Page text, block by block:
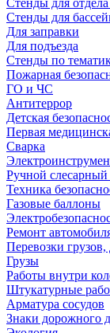
Стенды для отдела
Стенды для
Для заправки
Для подъезда
Стенды по
Пожарная
ГО и ЧС
Антитеррор
Детская
Первая
Сварка
Ручной
Техника
Газовые баллоны
Ремонт
Перевозки
Грузы
Работы внутри
Штукатурные
Арматура сосудов
Знаки дорожного